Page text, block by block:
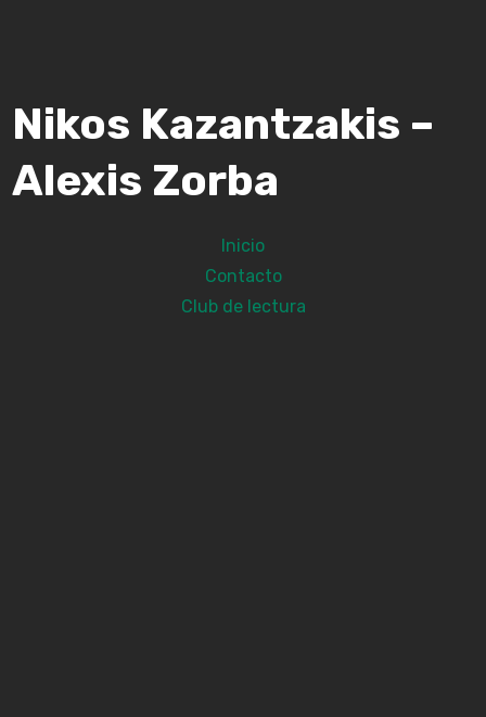
Nikos Kazantzakis –
Alexis Zorba
Inicio
Contacto
Club de lectura